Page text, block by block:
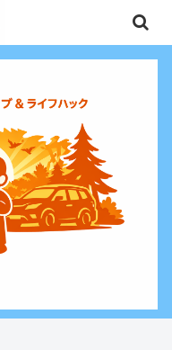
子連れ旅行情報と、暮らしに役
子ファミリーブログ。